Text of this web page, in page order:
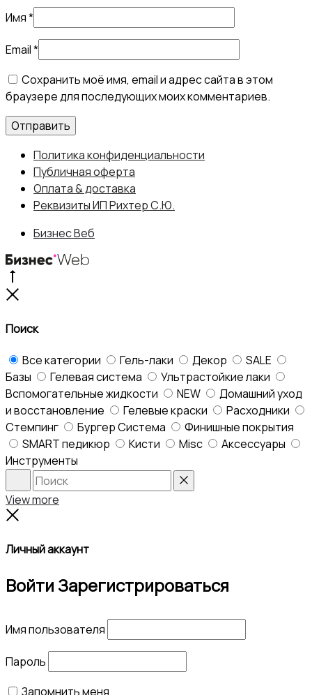
Имя*
Email*
Сохранить моё имя, email и адрес сайта в этом
браузере для последующих моих комментариев.
Политика конфиденциальности
Публичная оферта
Оплата & доставка
Реквизиты ИП Рихтер С.Ю.
Бизнес Веб
Поиск
Все категории Гель-лаки Декор
SALE
Базы
Гелевая система
Ультрастойкие лаки
Вспомогательные жидкости
NEW
Домашний уход
и восстановление
Гелевые краски
Расходники
Стемпинг
Бургер Система
Финишные покрытия
SMART педикюр
Кисти Misc
Аксессуары
Инструменты
Search
View more
Личный аккаунт
ВойтиЗарегистрироваться
Имя пользователя
Пароль
Запомнить меня